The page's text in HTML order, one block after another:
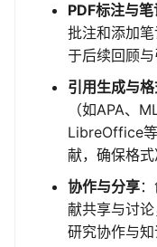
PDF标注与笔
批注和添加
于后续回顾与
引用生成与
（如APA、
LibreOffice
献，确保格式
协作与分享
献共享与讨
研究协作与知